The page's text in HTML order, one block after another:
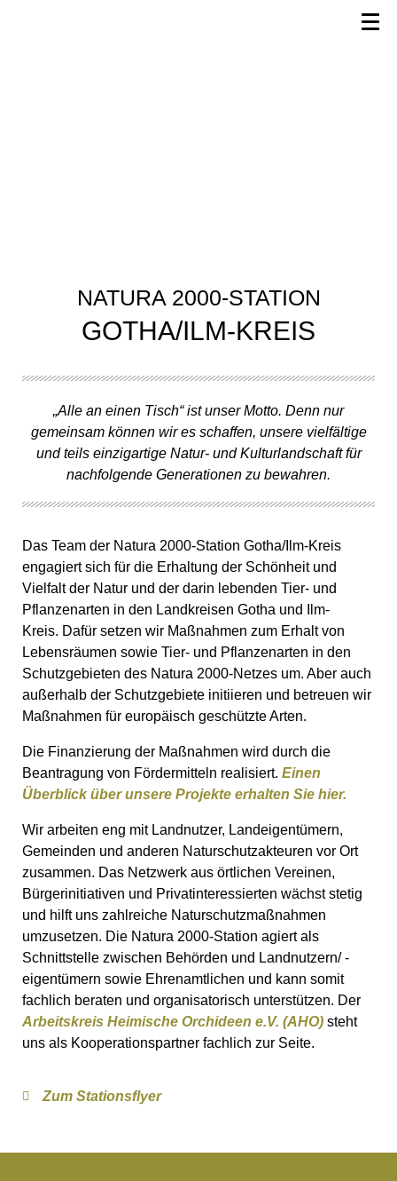
NATURA 2000-STATION
GOTHA/ILM-KREIS
„Alle an einen Tisch“ ist unser Motto. Denn nur
gemeinsam können wir es schaffen, unsere vielfältige
und teils einzigartige Natur- und Kulturlandschaft für
nachfolgende Generationen zu bewahren.
Das Team der Natura 2000-Station Gotha/Ilm-Kreis
engagiert sich für die Erhaltung der Schönheit und
Vielfalt der Natur und der darin lebenden Tier- und
Pflanzenarten in den Landkreisen Gotha und Ilm-
Kreis. Dafür setzen wir Maßnahmen zum Erhalt von
Lebensräumen sowie Tier- und Pflanzenarten in den
Schutzgebieten des Natura 2000-Netzes um. Aber auch
außerhalb der Schutzgebiete initiieren und betreuen wir
Maßnahmen für europäisch geschützte Arten.
Die Finanzierung der Maßnahmen wird durch die
Beantragung von Fördermitteln realisiert. Einen
Überblick über unsere Projekte erhalten Sie hier.
Wir arbeiten eng mit Landnutzer, Landeigentümern,
Gemeinden und anderen Naturschutzakteuren vor Ort
zusammen. Das Netzwerk aus örtlichen Vereinen,
Bürgerinitiativen und Privatinteressierten wächst stetig
und hilft uns zahlreiche Naturschutzmaßnahmen
umzusetzen. Die Natura 2000-Station agiert als
Schnittstelle zwischen Behörden und Landnutzern/ -
eigentümern sowie Ehrenamtlichen und kann somit
fachlich beraten und organisatorisch unterstützen. Der
Arbeitskreis Heimische Orchideen e.V. (AHO) steht
uns als Kooperationspartner fachlich zur Seite.
Zum Stationsflyer